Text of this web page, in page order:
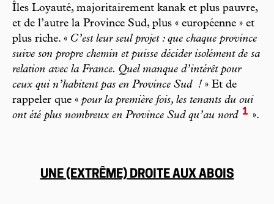
Îles Loyauté, majoritairement kanak et plus pauvre,
et de l’autre la Province Sud, plus « européenne » et
plus riche. « C’est leur seul projet : que chaque province
suive son propre chemin et puisse décider isolément de sa
relation avec la France. Quel manque d’intérêt pour
ceux qui n’habitent pas en Province Sud ! » Et de
rappeler que « pour la première fois, les tenants du oui
ont été plus nombreux en Province Sud qu’au nord 1 ».
UNE (EXTRÊME) DROITE AUX ABOIS